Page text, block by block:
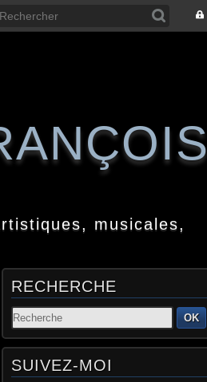
musicales,
RECHERCHE
OK
SUIVEZ-MOI